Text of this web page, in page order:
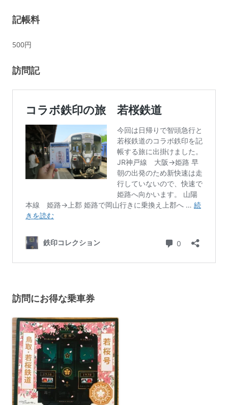
記帳料
500円
訪問記
訪問にお得な乗車券